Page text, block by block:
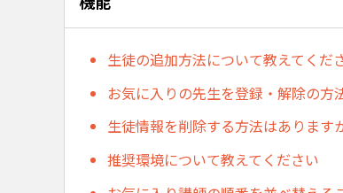
生徒の追加方法について教えてくだ
お気に入りの先生を登録・解除の方
生徒情報を削除する方法はあります
推奨環境について教えてください